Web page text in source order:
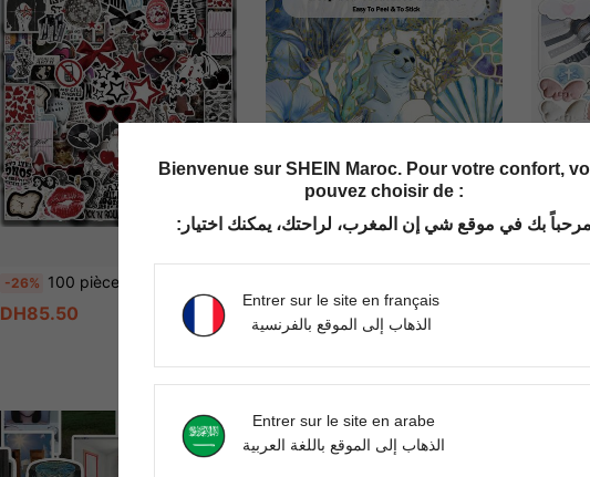
-26% 100 pièces Série d'autocollants graffiti esthétique Y2K Downtown pour filles, convient pour bouteille d'eau, ordinateur portable, téléphone, planche à roulettes, guitare, valise, album de découpage, casque, fournitures de fête, fournitures scolaires, rentrée scolaire
DH85.50 DH109.00
50 pièces
Bienvenue sur SHEIN Maroc. Pour votre confort,
pouvez choisir de :
مرحباً بك في موقع شي إن المغرب، لراحتك، يمكنك اختيار:
Entrer sur le site en français
الذهاب إلى الموقع بالفرنسية
Entrer sur le site en arabe
الذهاب إلى الموقع باللغة العربية